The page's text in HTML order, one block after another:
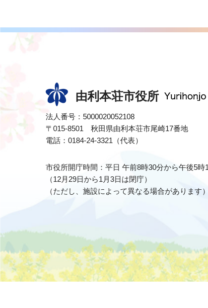
由利本荘市役所
法人番号：5000020052108
〒015-8501 秋田県由利本荘市尾崎17番地
電話：0184-24-3321（代表）
市役所開庁時間：平日 午前8時30分から午後5時
（12月29日から1月3日は閉庁）
（ただし、施設によって異なる場合があります）